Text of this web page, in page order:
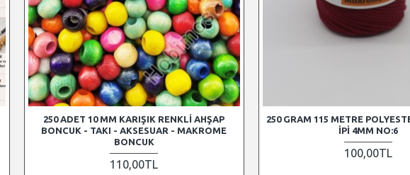
250 ADET 10 MM KARIŞIK RENKLI AHŞAP
BONCUK - TAKI - AKSESUAR - MAKROME
BONCUK
110,00TL
250 GRAM 115 METRE
İPI 4MM NO:6
100,00TL